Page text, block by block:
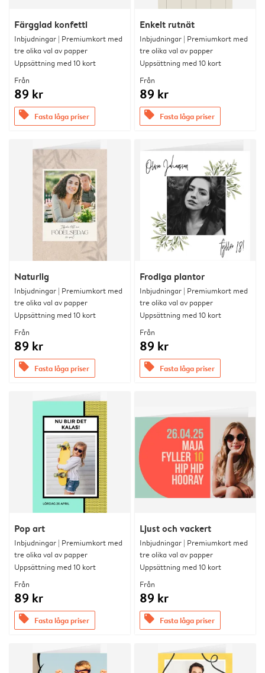
Färgglad konfetti
Inbjudningar | Premiumkort med
tre olika val av papper
Uppsättning med 10 kort
Från
89 kr
offers Fasta låga priser
Enkelt rutnät
Inbjudningar | Premiumkort med
tre olika val av papper
Uppsättning med 10 kort
Från
89 kr
offers Fasta låga priser
Naturlig
Inbjudningar | Premiumkort med
tre olika val av papper
Uppsättning med 10 kort
Från
89 kr
offers Fasta låga priser
Frodiga plantor
Inbjudningar | Premiumkort med
tre olika val av papper
Uppsättning med 10 kort
Från
89 kr
offers Fasta låga priser
Pop art
Inbjudningar | Premiumkort med
tre olika val av papper
Uppsättning med 10 kort
Från
89 kr
offers Fasta låga priser
Ljust och vackert
Inbjudningar | Premiumkort med
tre olika val av papper
Uppsättning med 10 kort
Från
89 kr
offers Fasta låga priser